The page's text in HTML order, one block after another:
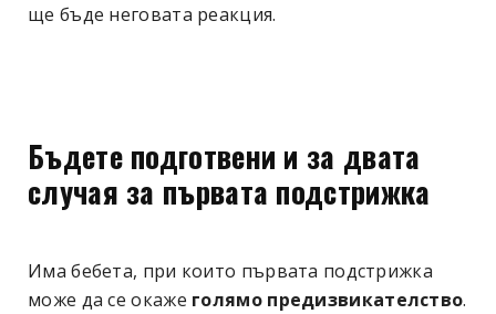
ще бъде неговата реакция.
Бъдете подготвени и за двата
случая за първата подстрижка
Има бебета, при които първата подстрижка
може да се окаже голямо предизвикателство.